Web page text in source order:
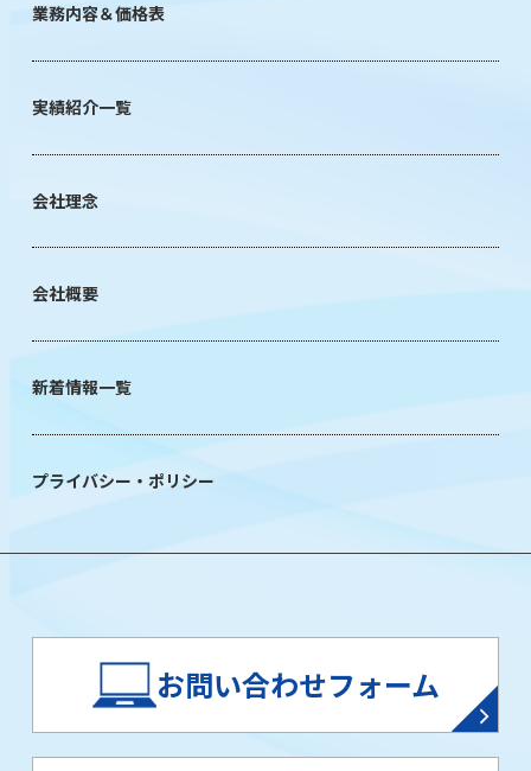
業務内容＆価格表
実績紹介一覧
会社理念
会社概要
新着情報一覧
プライバシー・ポリシー
お問い合わせフォーム